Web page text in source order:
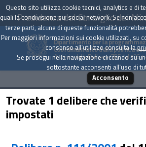
Presidenza del Consiglio dei
Dipartimento per la
coordinamento della politica
Archivio delle Delibere CIPE dal 1967
Trovate 1 delibere che
impostati
Questo sito utilizza cookie tecnici, analytics e di
quali la condivisione sui social network. Se non
terze parti, alcune di queste funzionalità
Per maggiori informazioni sui cookie utilizzati, su
consenso all'utilizzo consulta la
Se prosegui nella navigazione cliccando su
sottostante acconsenti all'uso di
Acconsento